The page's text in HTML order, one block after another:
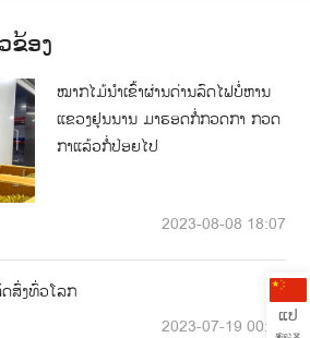
ຂ້ອງ
ໝາກໄມ້ນໍາເຂົ້າຜ່ານດ່ານລົດໄຟບໍ່ຫານ
ແຂວງຢຸນນານ ມາຮອດກໍ່ກວດກາ ກວດ
ກາແລ້ວກໍ່ປ່ອຍໄປ
2023-08-08 18:07
ສົ່ງທົ່ວໂລກ
2023-07-19 00:00
ແປ